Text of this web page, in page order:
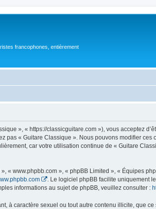
francophones, entièrement
», « https://classicguitare.com »), vous acceptez
pas « Guitare Classique ». Nous pouvons modifier
car votre utilisation continue de « Guitare
« www.phpbb.com », « phpBB Limited », « Équipes
. Le logiciel phpBB facilite uniquement
informations au sujet de phpBB, veuillez consulter :
à caractère sexuel ou tout autre contenu illicite, que